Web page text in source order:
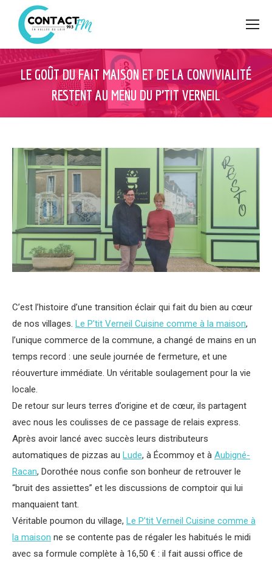
LE GOÛT DU FAIT MAISON ET DE LA CONVIVIALITÉ
RESTENT AU MENU DU P’TIT VERNEIL
C’est l’histoire d’une transition éclair qui fait du bien au cœur
de nos villages. Le P’tit Verneil Cuisine comme à la maison,
l’unique commerce de la commune, a changé de mains en un
temps record : une seule journée de fermeture, et une
réouverture immédiate. Un véritable soulagement pour la vie
locale.
De retour sur leurs terres d’origine et de cœur, ils partagent
avec nous les coulisses de ce passage de relais express.
Après avoir lancé avec succès leurs distributeurs
automatiques de pizzas au Lude, à Écommoy et à Aubigné-
Racan, Dorothée nous confie son bonheur de retrouver le
“bruit des assiettes” et les discussions de comptoir qui lui
manquaient tant.
Véritable poumon du village, Le P’tit Verneil Cuisine comme à
la maison ne se contente pas de régaler les habitués le midi
avec sa formule complète à 16,50 € : il fait aussi office de